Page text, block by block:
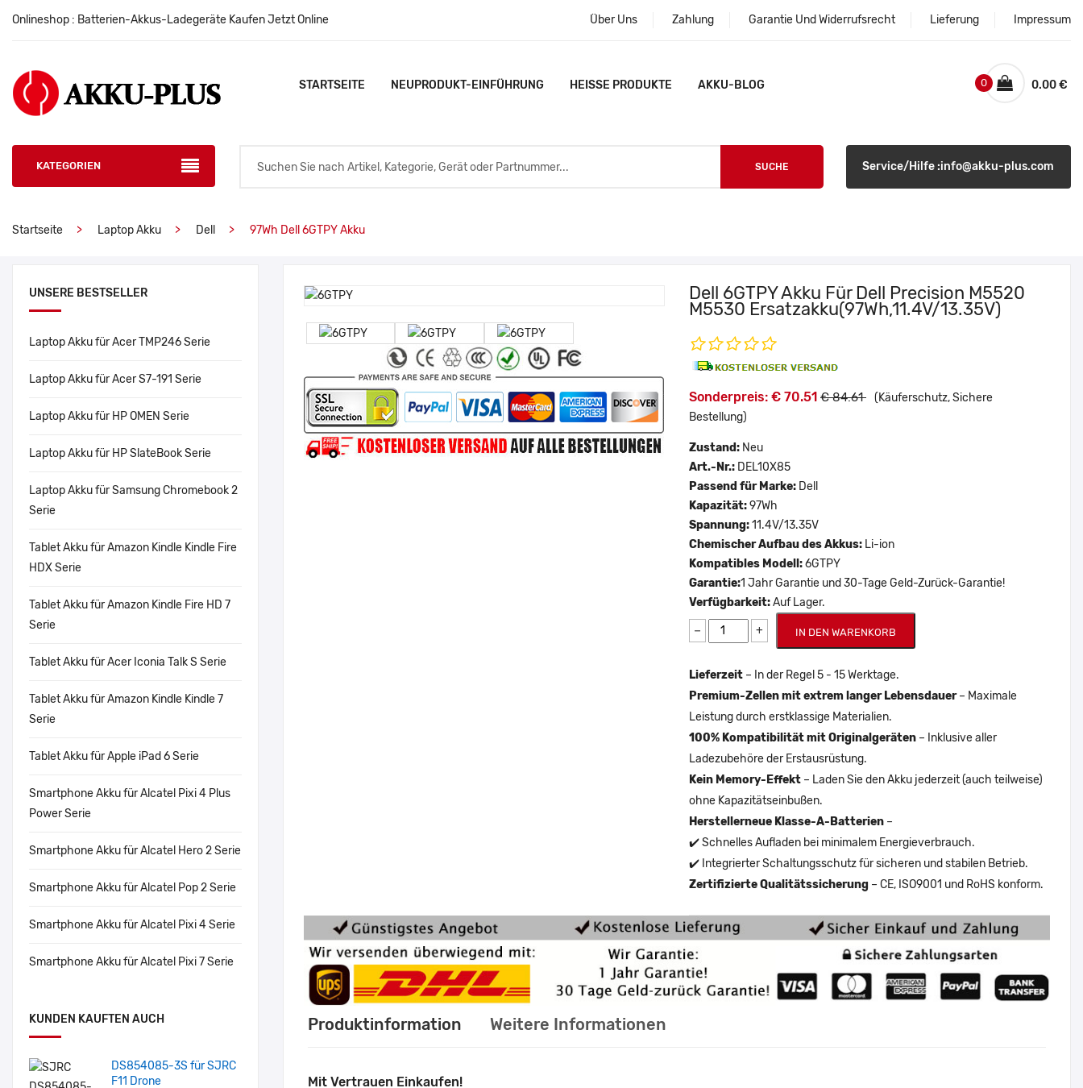
Onlineshop : Batterien-Akkus-Ladegeräte Kaufen Jetzt Online Über Uns Zahlung Garantie Und Widerrufsrecht Lieferung Impressum
STARTSEITE NEUPRODUKT-EINFÜHRUNG HEISSE PRODUKTE AKKU-BLOG 0.00 €
0
KATEGORIEN SUCHE Service/Hilfe :info@akku-plus.com
Startseite Laptop Akku Dell 97Wh Dell 6GTPY Akku
UNSERE BESTSELLER
Laptop Akku für Acer TMP246 Serie
Laptop Akku für Acer S7-191 Serie
Laptop Akku für HP OMEN Serie
Laptop Akku für HP SlateBook Serie
Laptop Akku für Samsung Chromebook 2
Serie
Tablet Akku für Amazon Kindle Kindle Fire
HDX Serie
Tablet Akku für Amazon Kindle Fire HD 7
Serie
Tablet Akku für Acer Iconia Talk S Serie
Tablet Akku für Amazon Kindle Kindle 7
Serie
Tablet Akku für Apple iPad 6 Serie
Smartphone Akku für Alcatel Pixi 4 Plus
Power Serie
Smartphone Akku für Alcatel Hero 2 Serie
Smartphone Akku für Alcatel Pop 2 Serie
Smartphone Akku für Alcatel Pixi 4 Serie
Smartphone Akku für Alcatel Pixi 7 Serie
KUNDEN KAUFTEN AUCH
DS854085-3S für SJRC
F11 Drone
Dell 6GTPY Akku Für Dell Precision M5520
M5530 Ersatzakku(97Wh,11.4V/13.35V)
Sonderpreis: € 70.51 € 84.61 (Käuferschutz, Sichere
Bestellung)
Zustand: Neu
Art.-Nr.: DEL10X85
Passend für Marke: Dell
Kapazität:97Wh
Spannung:11.4V/13.35V
Chemischer Aufbau des Akkus: Li-ion
Kompatibles Modell:6GTPY
Garantie:1 Jahr Garantie und 30-Tage Geld-Zurück-Garantie!
Verfügbarkeit:Auf Lager.
− + IN DEN WARENKORB
Lieferzeit – In der Regel 5 - 15 Werktage.
Premium-Zellen mit extrem langer Lebensdauer– Maximale
Leistung durch erstklassige Materialien.
100% Kompatibilität mit Originalgeräten – Inklusive aller
Ladezubehöre der Erstausrüstung.
Kein Memory-Effekt – Laden Sie den Akku jederzeit (auch teilweise)
ohne Kapazitätseinbußen.
Herstellerneue Klasse-A-Batterien –
✔️ Schnelles Aufladen bei minimalem Energieverbrauch.
✔️ Integrierter Schaltungsschutz für sicheren und stabilen Betrieb.
Zertifizierte Qualitätssicherung – CE, ISO9001 und RoHS konform.
Produktinformation Weitere Informationen
Mit Vertrauen Einkaufen!